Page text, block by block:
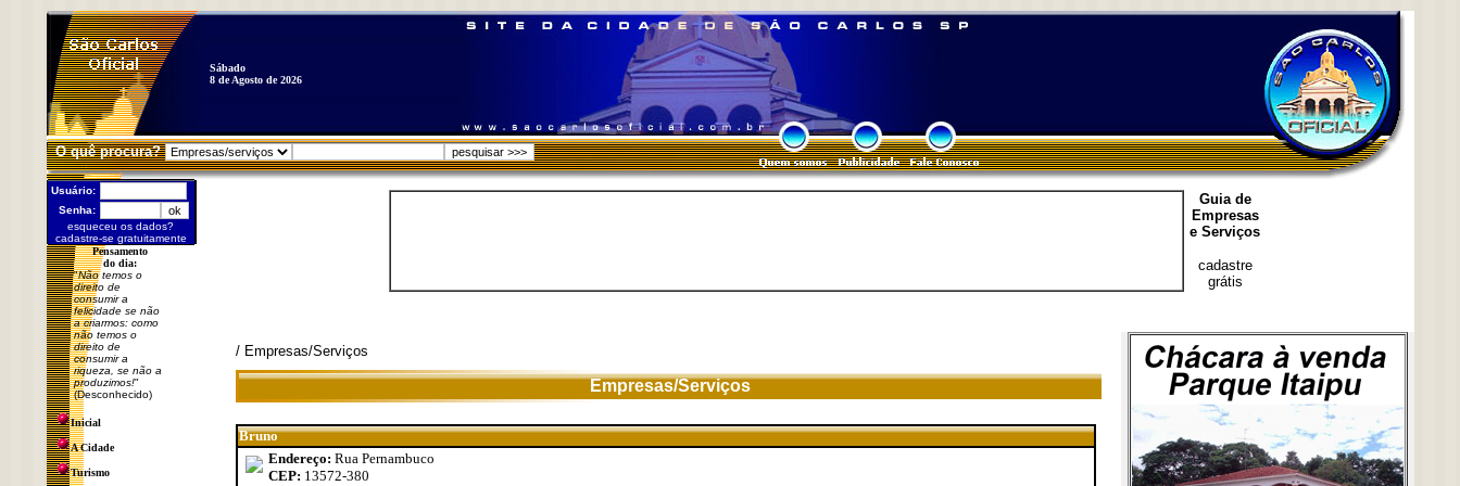
Sábado
8 de Agosto de 2026
O quê procura?
Usuário:
Senha:
esqueceu os dados?
cadastre-se gratuitamente
Pensamento
do dia:
"Não temos o
direito de
consumir a
felicidade se não
a criarmos: como
não temos o
direito de
consumir a
riqueza, se não a
produzimos!"
(Desconhecido)
Inicial
A Cidade
Turismo
Guia de
Empresas
e Serviços
cadastre
grátis
/ Empresas/Serviços
Empresas/Serviços
Bruno
Endereço: Rua Pernambuco
CEP: 13572-380